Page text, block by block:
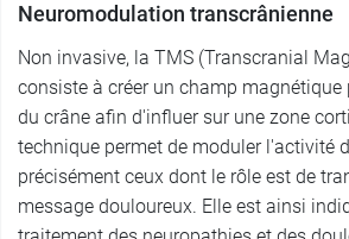
Neuromodulation transcrânienne
Non invasive, la TMS (Transcranial
consiste à créer un champ
du crâne afin d'influer sur une zone
technique permet de moduler l'activité
précisément ceux dont le rôle est de
message douloureux. Elle est ainsi